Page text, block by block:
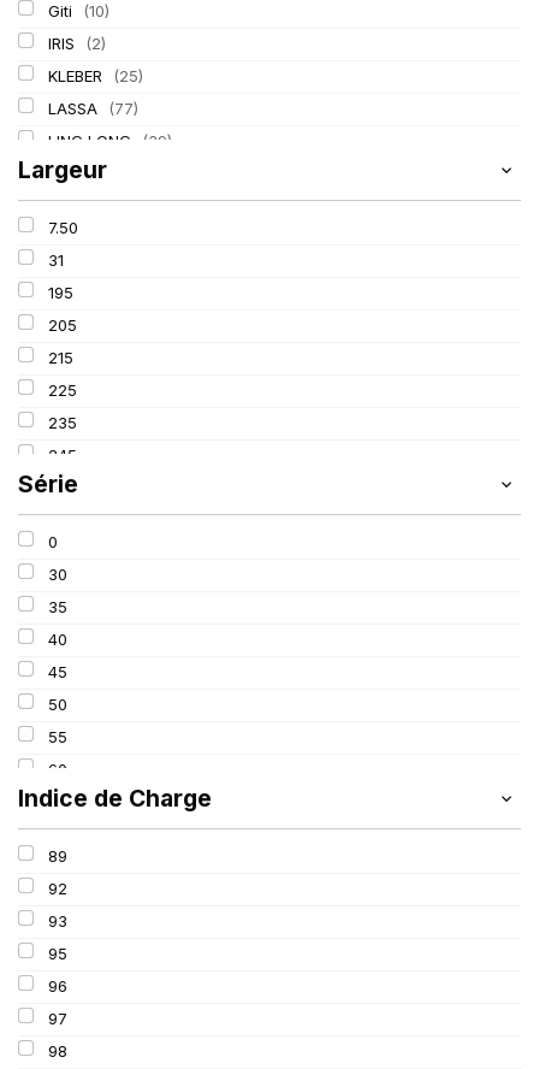
Giti
(10)
IRIS
(2)
KLEBER
(25)
LASSA
(77)
LING LONG
(39)
MICHELIN
PIRELLI (110)
TIGAR
Largeur
7.50
31
195
205
215
225
235
245
255
265
275
285
295
305
315
325
Série
0
30
35
40
45
50
55
60
65
70
75
80
85
100
Indice de Charge
89
92
93
95
96
97
98